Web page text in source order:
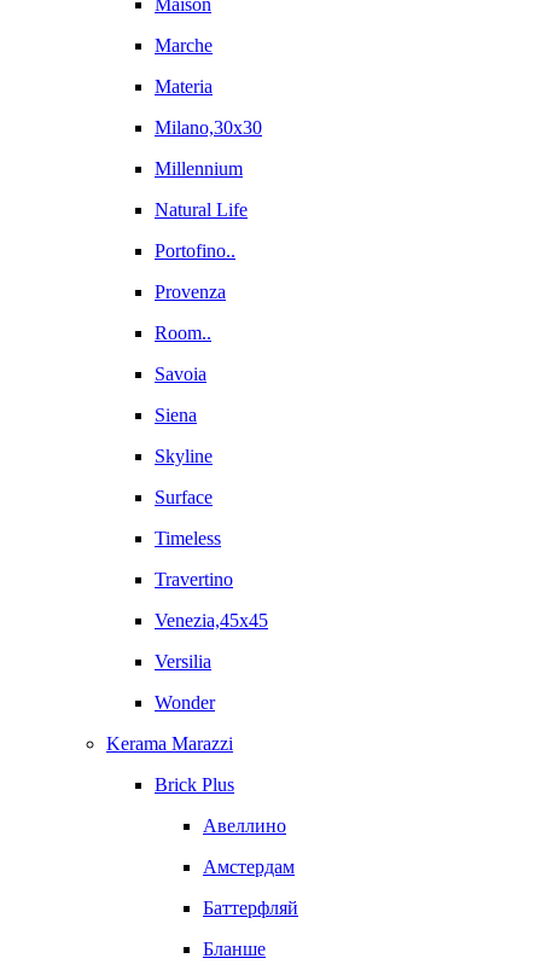
Maison
Marche
Materia
Milano,30x30
Millennium
Natural Life
Portofino..
Provenza
Room..
Savoia
Siena
Skyline
Surface
Timeless
Travertino
Venezia,45x45
Versilia
Wonder
Kerama Marazzi
Brick Plus
Авеллино
Амстердам
Баттерфляй
Бланше